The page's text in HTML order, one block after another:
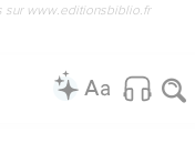
sur www.editionsbiblio.fr